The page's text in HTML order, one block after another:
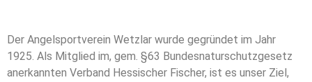
Der Angelsportverein Wetzlar wurde gegründet im Jahr
1925. Als Mitglied im, gem. §63 Bundesnaturschutzgesetz
anerkannten Verband Hessischer Fischer, ist es unser Ziel,